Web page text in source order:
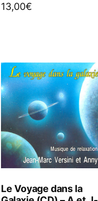
13,00€
Le Voyage dans la